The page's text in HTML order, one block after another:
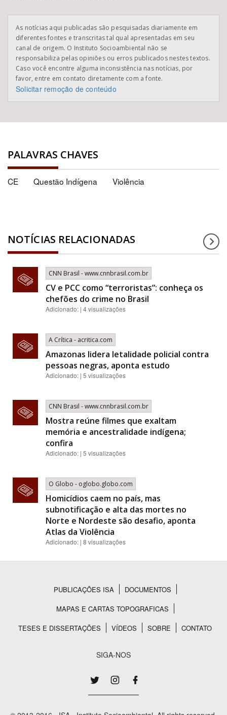
As notícias aqui publicadas são pesquisadas diariamente em
diferentes fontes e transcritas tal qual apresentadas em seu
canal de origem. O Instituto Socioambiental não se
responsabiliza pelas opiniões ou erros publicados nestes textos.
Caso você encontre alguma inconsistência nas notícias, por
favor, entre em contato diretamente com a fonte.
Solicitar remoção de conteúdo
PALAVRAS CHAVES
CE Questão Indígena Violência
NOTÍCIAS RELACIONADAS
CNN Brasil - www.cnnbrasil.com.br
CV e PCC como “terroristas”: conheça os
chefões do crime no Brasil
Adicionado: | 4 visualizações
A Crítica - acritica.com
Amazonas lidera letalidade policial contra
pessoas negras, aponta estudo
Adicionado: | 5 visualizações
CNN Brasil - www.cnnbrasil.com.br
Mostra reúne filmes que exaltam
memória e ancestralidade indígena;
confira
Adicionado: | 5 visualizações
O Globo - oglobo.globo.com
Homicídios caem no país, mas
subnotificação e alta das mortes no
Norte e Nordeste são desafio, aponta
Atlas da Violência
Adicionado: | 8 visualizações
Rodapé
PUBLICAÇÕES ISA
DOCUMENTOS
MAPAS E CARTAS TOPOGRAFICAS
TESES E DISSERTAÇÕES
VÍDEOS SOBRE CONTATO
SIGA-NOS